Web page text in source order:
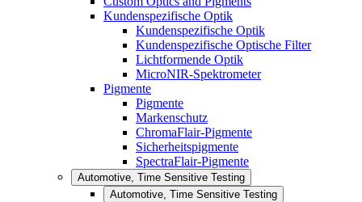
Kundenspezifische Optik
Kundenspezifische Optik
Kundenspezifische Optische Filter
Lichtformende Optik
MicroNIR-Spektrometer
Pigmente
Pigmente
Markenschutz
ChromaFlair-Pigmente
Sicherheitspigmente
SpectraFlair-Pigmente
Automotive, Time Sensitive Testing
Automotive, Time Sensitive Testing